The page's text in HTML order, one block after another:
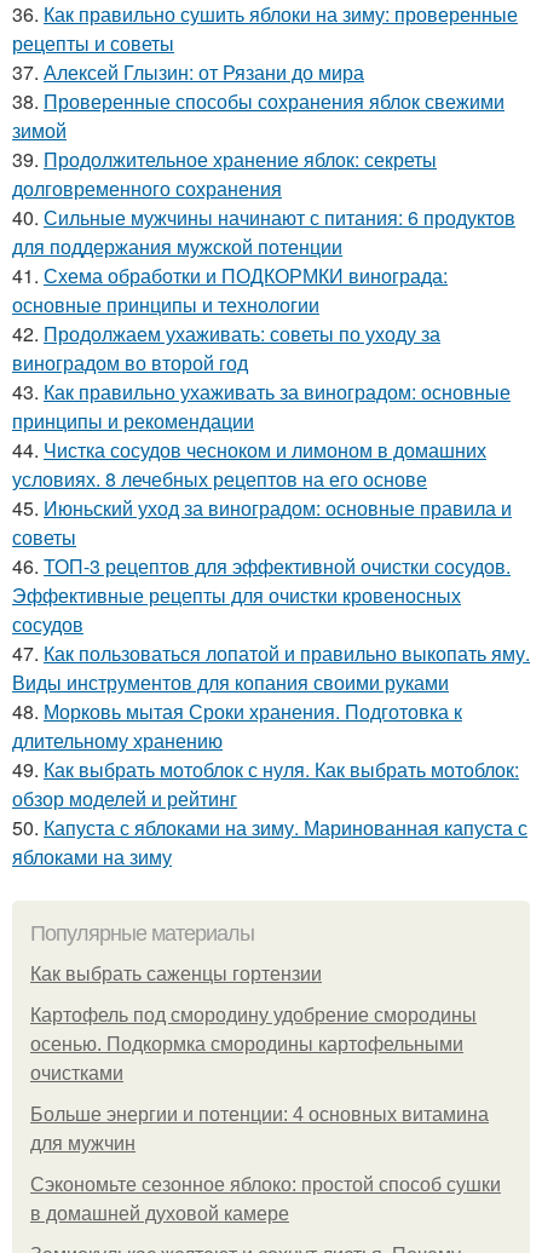
36. Как правильно сушить яблоки на зиму: проверенные
рецепты и советы
37. Алексей Глызин: от Рязани до мира
38. Проверенные способы сохранения яблок свежими
зимой
39. Продолжительное хранение яблок: секреты
долговременного сохранения
40. Сильные мужчины начинают с питания: 6 продуктов
для поддержания мужской потенции
41. Схема обработки и ПОДКОРМКИ винограда:
основные принципы и технологии
42. Продолжаем ухаживать: советы по уходу за
виноградом во второй год
43. Как правильно ухаживать за виноградом: основные
принципы и рекомендации
44. Чистка сосудов чесноком и лимоном в домашних
условиях. 8 лечебных рецептов на его основе
45. Июньский уход за виноградом: основные правила и
советы
46. ТОП-3 рецептов для эффективной очистки сосудов.
Эффективные рецепты для очистки кровеносных
сосудов
47. Как пользоваться лопатой и правильно выкопать яму.
Виды инструментов для копания своими руками
48. Морковь мытая Сроки хранения. Подготовка к
длительному хранению
49. Как выбрать мотоблок с нуля. Как выбрать мотоблок:
обзор моделей и рейтинг
50. Капуста с яблоками на зиму. Маринованная капуста с
яблоками на зиму
Популярные материалы
Как выбрать саженцы гортензии
Картофель под смородину удобрение смородины
осенью. Подкормка смородины картофельными
очистками
Больше энергии и потенции: 4 основных витамина
для мужчин
Сэкономьте сезонное яблоко: простой способ сушки
в домашней духовой камере